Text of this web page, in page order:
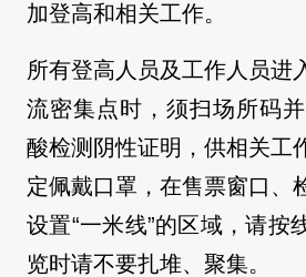
加登高和相关工作。
所有登高人员及工作人员进
流密集点时，须扫场所码
酸检测阴性证明，供相关工
定佩戴口罩，在售票窗口、
设置“一米线”的区域，请按
览时请不要扎堆、聚集。